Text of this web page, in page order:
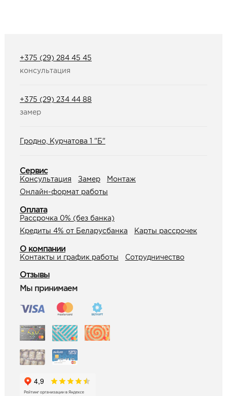
+375 (29) 284 45 45
консультация
+375 (29) 234 44 88
замер
Гродно, Курчатова 1 "Б"
Сервис
Консультация Замер
Монтаж
Онлайн-формат работы
Оплата
Рассрочка 0% (без банка)
Кредиты 4% от Беларусбанка
Карты рассрочек
О компании
Контакты и график работы Сотрудничество
Отзывы
Мы принимаем